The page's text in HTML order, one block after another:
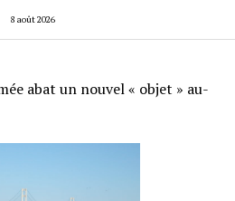
8 août 2026
abat un nouvel « objet » au-